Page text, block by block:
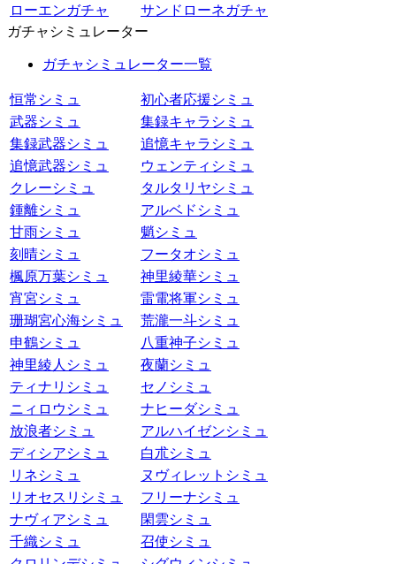
ローエンガチャ
サンドローネガチャ
ガチャシミュレーター
ガチャシミュレーター一覧
恒常シミュ
初心者応援シミュ
武器シミュ
集録キャラシミュ
集録武器シミュ
追憶キャラシミュ
追憶武器シミュ
ウェンティシミュ
クレーシミュ
タルタリヤシミュ
鍾離シミュ
アルベドシミュ
甘雨シミュ
魈シミュ
刻晴シミュ
フータオシミュ
楓原万葉シミュ
神里綾華シミュ
宵宮シミュ
雷電将軍シミュ
珊瑚宮心海シミュ
荒瀧一斗シミュ
申鶴シミュ
八重神子シミュ
神里綾人シミュ
夜蘭シミュ
ティナリシミュ
セノシミュ
ニィロウシミュ
ナヒーダシミュ
放浪者シミュ
アルハイゼンシミュ
ディシアシミュ
白朮シミュ
リネシミュ
ヌヴィレットシミュ
リオセスリシミュ
フリーナシミュ
ナヴィアシミュ
閑雲シミュ
千織シミュ
召使シミュ